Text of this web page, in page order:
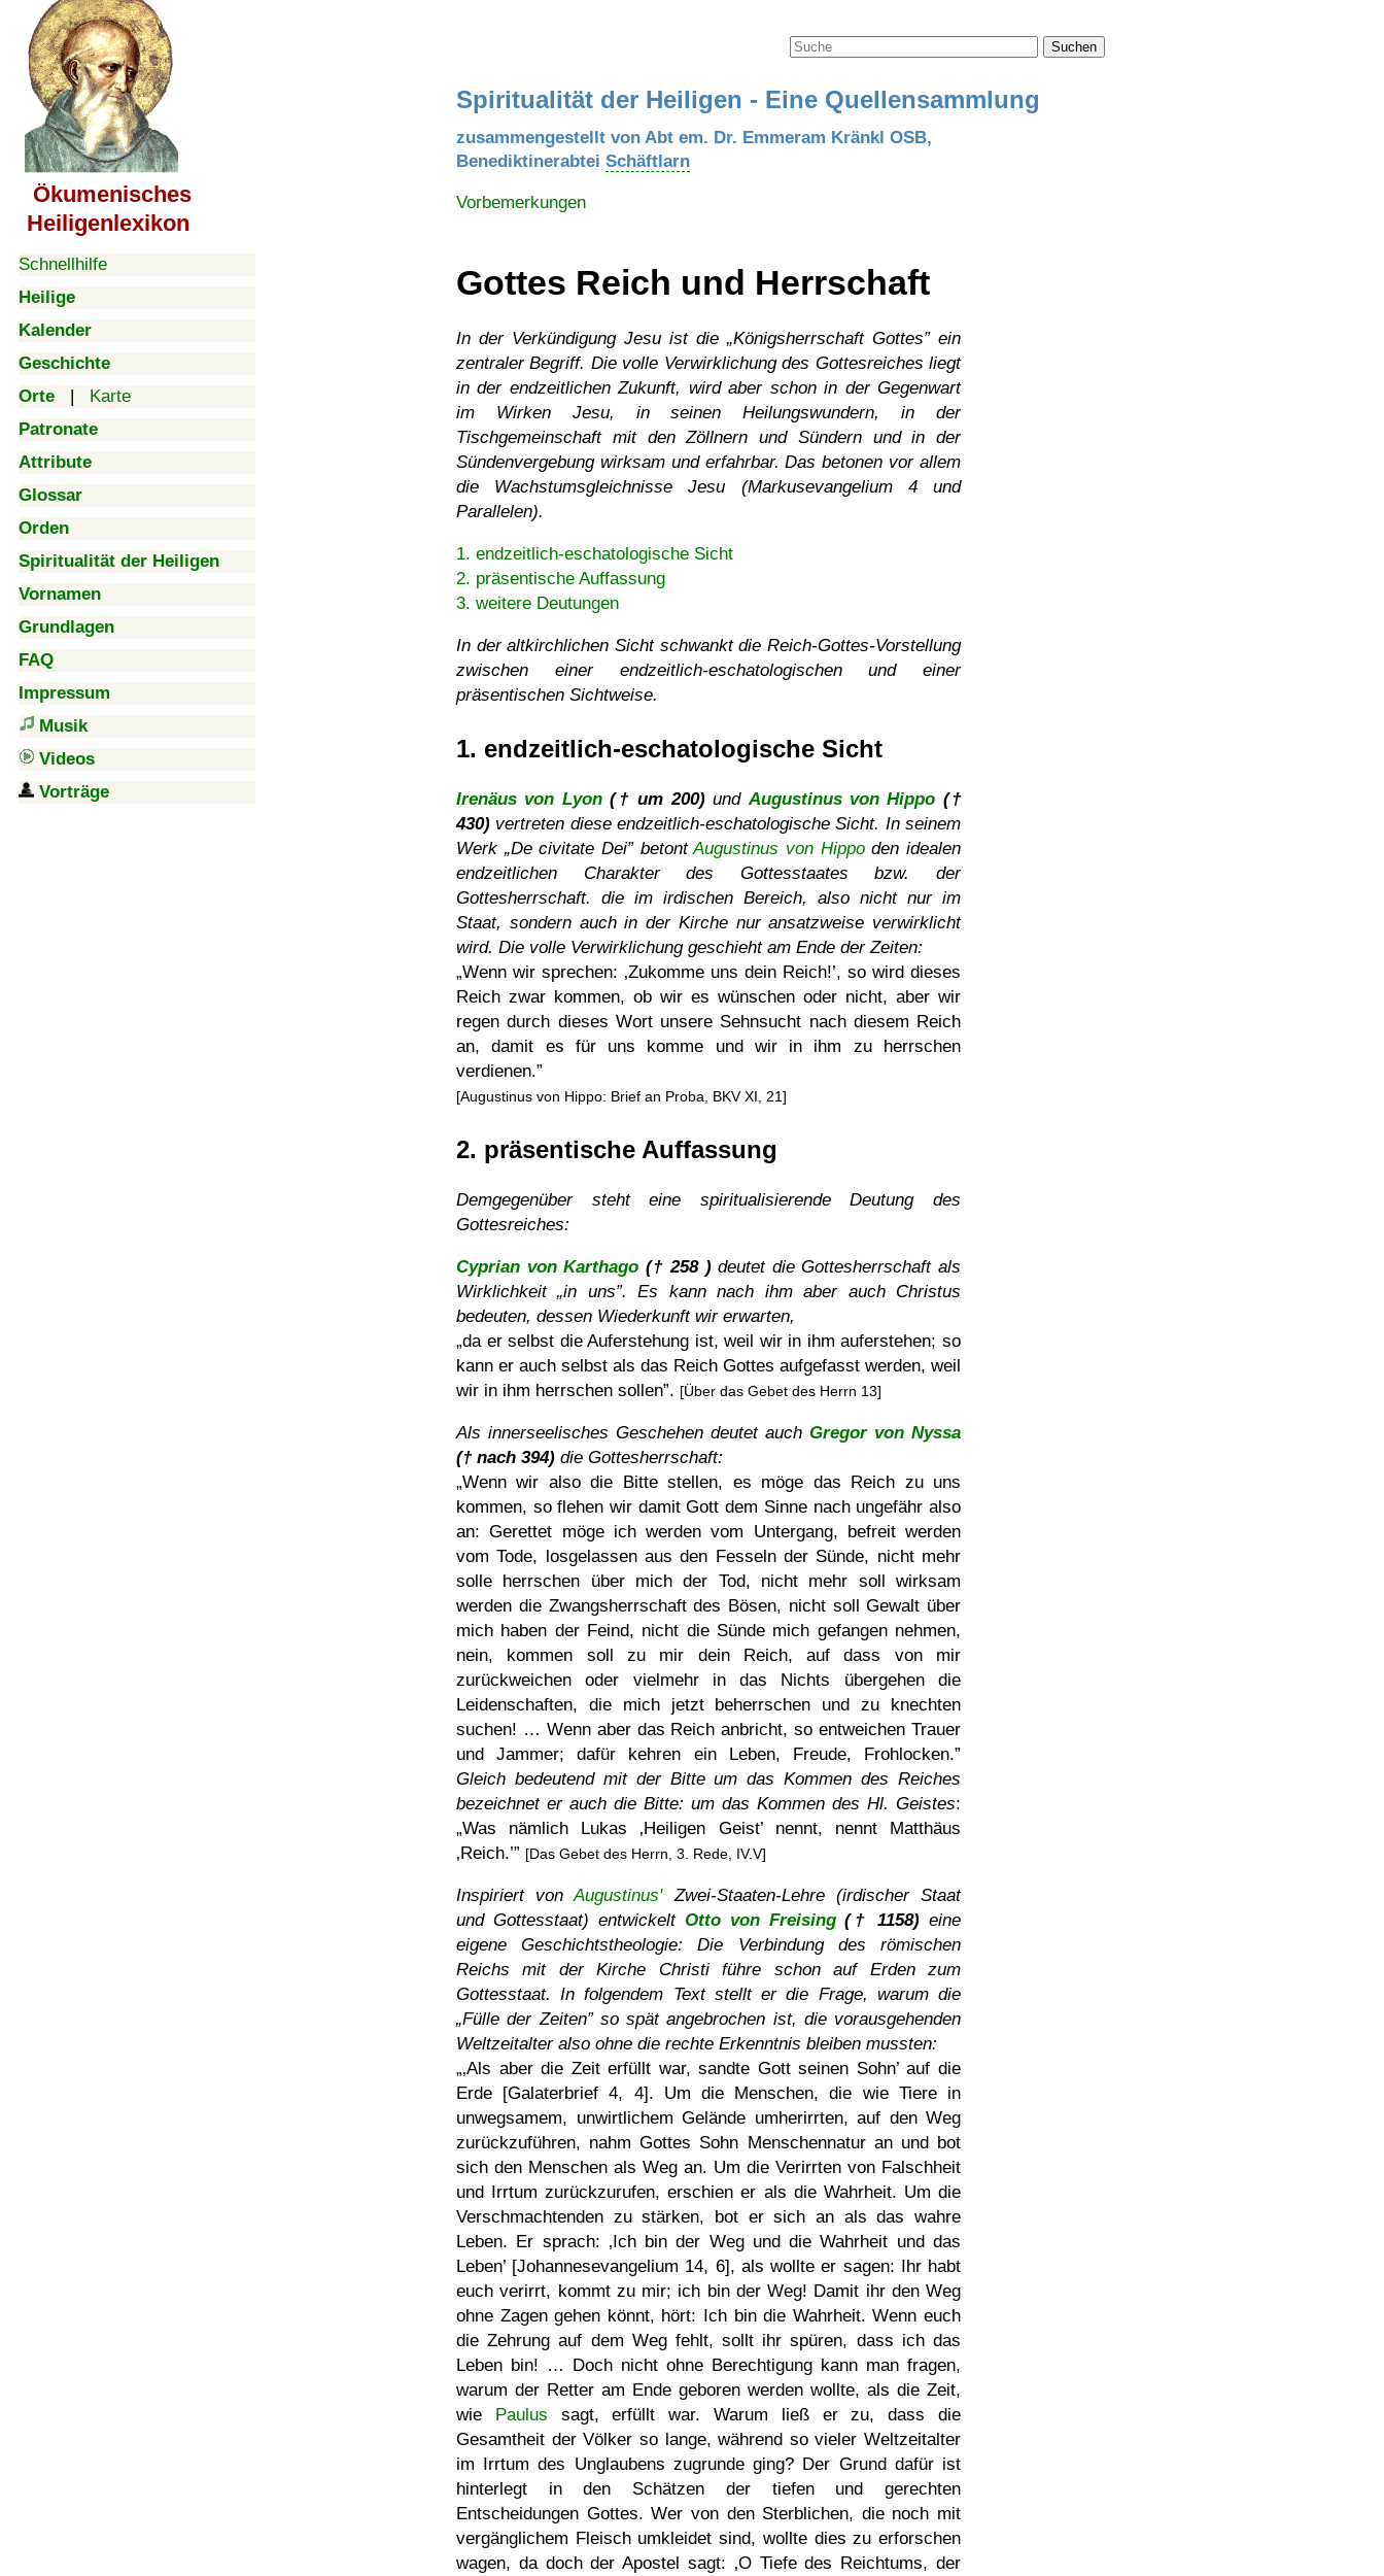
Ökumenisches
Heiligenlexikon
Schnellhilfe
Heilige
Kalender
Geschichte
Orte | Karte
Patronate
Attribute
Glossar
Orden
Spiritualität der Heiligen
Vornamen
Grundlagen
FAQ
Impressum
Musik
Videos
Vorträge
Suchen
Spiritualität der Heiligen - Eine Quellensammlung
zusammengestellt von Abt em. Dr. Emmeram Kränkl OSB,
Benediktinerabtei Schäftlarn
Vorbemerkungen
Gottes Reich und Herrschaft
In der Verkündigung Jesu ist die Königsherrschaft Gottes ein
zentraler Begriff. Die volle Verwirklichung des Gottesreiches liegt
in der endzeitlichen Zukunft, wird aber schon in der Gegenwart
im Wirken Jesu, in seinen Heilungswundern, in der
Tischgemeinschaft mit den Zöllnern und Sündern und in der
Sündenvergebung wirksam und erfahrbar. Das betonen vor allem
die Wachstumsgleichnisse Jesu (Markusevangelium 4 und
Parallelen).
1. endzeitlich-eschatologische Sicht
2. präsentische Auffassung
3. weitere Deutungen
In der altkirchlichen Sicht schwankt die Reich-Gottes-Vorstellung
zwischen einer endzeitlich-eschatologischen und einer
präsentischen Sichtweise.
1. endzeitlich-eschatologische Sicht
Irenäus von Lyon(† um 200)undAugustinus von Hippo (†
430) vertreten diese endzeitlich-eschatologische Sicht. In seinem
Werk
De civitate Dei betontAugustinus von Hippoden idealen
endzeitlichen Charakter des Gottesstaates bzw. der
Gottesherrschaft. die im irdischen Bereich, also nicht nur im
Staat, sondern auch in der Kirche nur ansatzweise verwirklicht
wird. Die volle Verwirklichung geschieht am Ende der Zeiten:
Wenn wir sprechen: Zukomme uns dein Reich! , so wird dieses
Reich zwar kommen, ob wir es wünschen oder nicht, aber wir
regen durch dieses Wort unsere Sehnsucht nach diesem Reich
an, damit es für uns komme und wir in ihm zu herrschen
verdienen.
[Augustinus von Hippo: Brief an Proba, BKV XI, 21]
2. präsentische Auffassung
Demgegenüber steht eine spiritualisierende Deutung des
Gottesreiches:
Cyprian von Karthago († 258 )deutet die Gottesherrschaft als
Wirklichkeit in uns . Es kann nach ihm aber auch Christus
bedeuten, dessen Wiederkunft wir erwarten,
da er selbst die Auferstehung ist, weil wir in ihm auferstehen; so
kann er auch selbst als das Reich Gottes aufgefasst werden, weil
wir in ihm herrschen sollen . [Über das Gebet des Herrn 13]
Als innerseelisches Geschehen deutet auch Gregor von Nyssa
(† nach 394) die Gottesherrschaft:
Wenn wir also die Bitte stellen, es möge das Reich zu uns
kommen, so flehen wir damit Gott dem Sinne nach ungefähr also
an: Gerettet möge ich werden vom Untergang, befreit werden
vom Tode, losgelassen aus den Fesseln der Sünde, nicht mehr
solle herrschen über mich der Tod, nicht mehr soll wirksam
werden die Zwangsherrschaft des Bösen, nicht soll Gewalt über
mich haben der Feind, nicht die Sünde mich gefangen nehmen,
nein, kommen soll zu mir dein Reich, auf dass von mir
zurückweichen oder vielmehr in das Nichts übergehen die
Leidenschaften, die mich jetzt beherrschen und zu knechten
suchen! … Wenn aber das Reich anbricht, so entweichen Trauer
und Jammer; dafür kehren ein Leben, Freude, Frohlocken.
Gleich bedeutend mit der Bitte um das Kommen des Reiches
bezeichnet er auch die Bitte: um das Kommen des Hl. Geistes:
Was nämlich Lukas
Heiligen Geistnennt, nennt Matthäus
Reich.
[Das Gebet des Herrn, 3. Rede, IV.V]
Inspiriert vonAugustinus'Zwei-Staaten-Lehre (irdischer Staat
und Gottesstaat) entwickelt Otto von Freising(† 1158) eine
eigene Geschichtstheologie: Die Verbindung des römischen
Reichs mit der Kirche Christi führe schon auf Erden zum
Gottesstaat. In folgendem Text stellt er die Frage, warum die
Fülle der Zeiten so spät angebrochen ist, die vorausgehenden
Weltzeitalter also ohne die rechte Erkenntnis bleiben mussten:
Als aber die Zeit erfüllt war, sandte Gott seinen Sohnauf die
Erde [Galaterbrief 4, 4]. Um die Menschen, die wie Tiere in
unwegsamem, unwirtlichem Gelände umherirrten, auf den Weg
zurückzuführen, nahm Gottes Sohn Menschennatur an und bot
sich den Menschen als Weg an. Um die Verirrten von Falschheit
und Irrtum zurückzurufen, erschien er als die Wahrheit. Um die
Verschmachtenden zu stärken, bot er sich an als das wahre
Leben. Er sprach:
Ich bin der Weg und die Wahrheit und das
Leben [Johannesevangelium 14, 6], als wollte er sagen: Ihr habt
euch verirrt, kommt zu mir; ich bin der Weg! Damit ihr den Weg
ohne Zagen gehen könnt, hört: Ich bin die Wahrheit. Wenn euch
die Zehrung auf dem Weg fehlt, sollt ihr spüren, dass ich das
Leben bin! … Doch nicht ohne Berechtigung kann man fragen,
warum der Retter am Ende geboren werden wollte, als die Zeit,
wie Paulus sagt, erfüllt war. Warum ließ er zu, dass die
Gesamtheit der Völker so lange, während so vieler Weltzeitalter
im Irrtum des Unglaubens zugrunde ging? Der Grund dafür ist
hinterlegt in den Schätzen der tiefen und gerechten
Entscheidungen Gottes. Wer von den Sterblichen, die noch mit
vergänglichem Fleisch umkleidet sind, wollte dies zu erforschen
wagen, da doch der Apostel sagt:
O Tiefe des Reichtums, der